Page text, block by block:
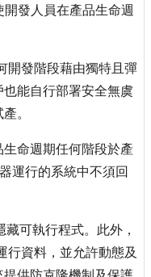
開發人員在產品生命週
開發階段藉由獨特且彈
能自行部署安全無虞
。
命週期任何階段於產
運行的系統中不須回
可執行程式。此外，
行資料，並允許動態及